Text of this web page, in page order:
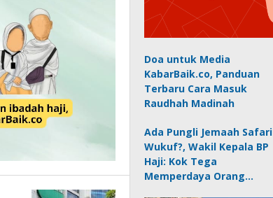
Doa untuk Media
KabarBaik.co, Panduan
Terbaru Cara Masuk
Raudhah Madinah
Ada Pungli Jemaah Safari
Wukuf?, Wakil Kepala BP
Haji: Kok Tega
Memperdaya Orang…